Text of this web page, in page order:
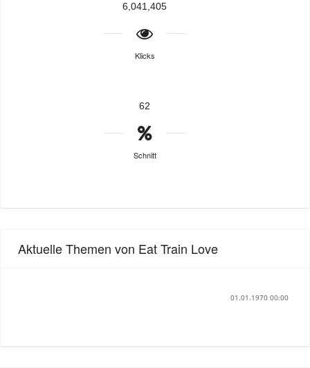
6,041,405
Klicks
62
Schnitt
Aktuelle Themen von Eat Train Love
01.01.1970 00:00